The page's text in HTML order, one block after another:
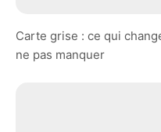
Carte grise : ce qui
ne pas manquer